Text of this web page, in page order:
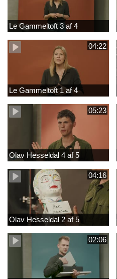
Le Gammeltoft 3 af 4
04:22
Le Gammeltoft 1 af 4
05:23
Olav Hesseldal 4 af 5
04:16
Olav Hesseldal 2 af 5
02:06